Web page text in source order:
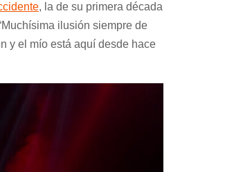
, la de su primera década
ilusión siempre de
y el mío está aquí desde hace